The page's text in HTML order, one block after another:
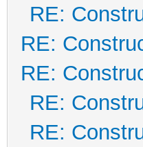
RE:
RE:
RE:
RE:
RE: